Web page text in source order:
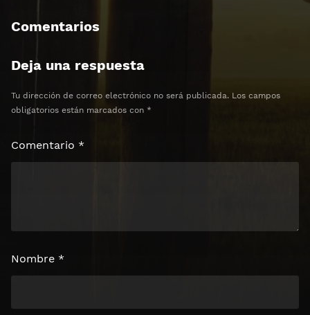
Comentarios
Deja una respuesta
Tu dirección de correo electrónico no será publicada. Los campos
obligatorios están marcados con *
Comentario *
Nombre *